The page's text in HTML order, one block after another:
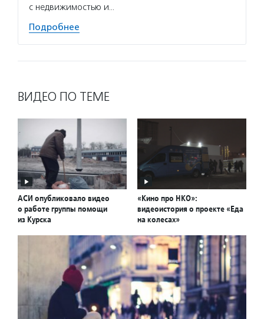
с недвижимостью и…
Подробнее
ВИДЕО ПО ТЕМЕ
АСИ опубликовало видео
о работе группы помощи
из Курска
«Кино про НКО»:
видеоистория о проекте «Еда
на колесах»